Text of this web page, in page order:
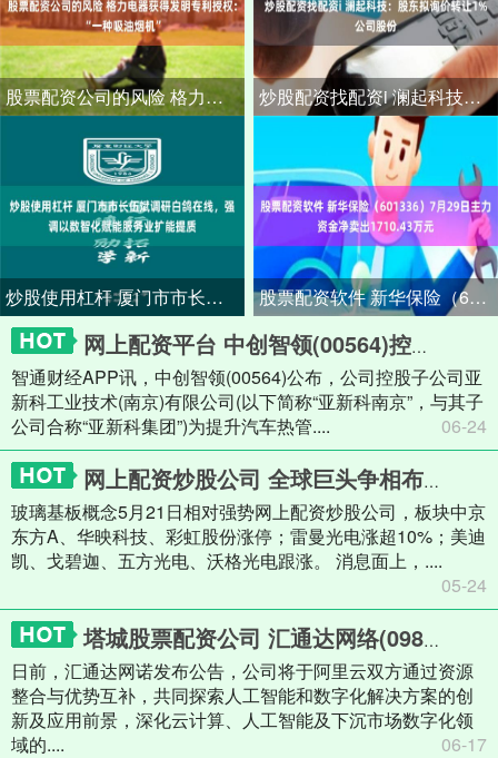
股票配资公司的风险 格力电器获得发明专利授权：“一种吸油烟机” 炒股配资找配资i 澜起科技：股东拟询价转让1%公司股份
炒股使用杠杆 厦门市市长伍斌调研白鸽在线，强调以数智化赋能服务业扩能提质 股票配资软件 新华保险（601336）7月29日主力资金净卖出1710.43万元
网上配资平台 中创智领(00564)控股子公司拟出资2.7亿元设立亚新科热管理技术(仪征)有限公司 以提升汽车热管理系统冷板业务的市场竞争力
智通财经APP讯，中创智领(00564)公布，公司控股子公司亚
新科工业技术(南京)有限公司(以下简称“亚新科南京”，与其子
公司合称“亚新科集团”)为提升汽车热管....
06-24
网上配资炒股公司 全球巨头争相布局！玻璃基板概念走强
玻璃基板概念5月21日相对强势网上配资炒股公司，板块中京
东方A、华映科技、彩虹股份涨停；雷曼光电涨超10%；美迪
凯、戈碧迦、五方光电、沃格光电跟涨。 消息面上，....
05-24
塔城股票配资公司 汇通达网络(09878.HK)：与阿里云达成全面合作协议
日前，汇通达网诺发布公告，公司将于阿里云双方通过资源
整合与优势互补，共同探索人工智能和数字化解决方案的创
新及应用前景，深化云计算、人工智能及下沉市场数字化领
域的....
06-17